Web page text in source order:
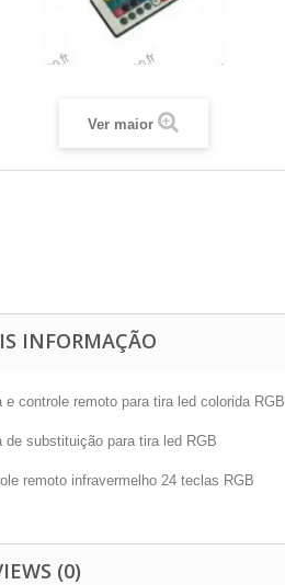
Ver maior
INFORMAÇÃO
e controle remoto para tira led colorida RGB
de substituição para tira led RGB
remoto infravermelho 24 teclas RGB
(0)